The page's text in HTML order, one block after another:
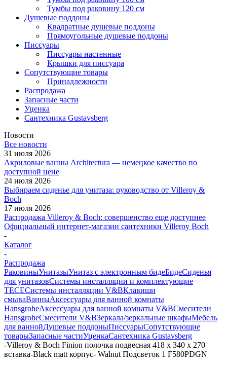
Тумбы под раковину 120 см
Душевые поддоны
Квадратные душевые поддоны
Прямоугольные душевые поддоны
Писсуары
Писсуары настенные
Крышки для писсуара
Сопутствующие товары
Принадлежности
Распродажа
Запасные части
Уценка
Сантехника Gustavsberg
Новости
Все новости
31 июля 2026
Акриловые ванны Architectura — немецкое качество по
доступной цене
24 июля 2026
Выбираем сиденье для унитаза: руководство от Villeroy &
Boch
17 июля 2026
Распродажа Villeroy & Boch: совершенство еще доступнее
Официальный интернет-магазин сантехники Villeroy Boch
-
Каталог
-
Распродажа
РаковиныУнитазыУнитаз с электронным бидеБидеСиденья
для унитазовСистемы инсталляции и комплектующие
TECEСистемы инсталляции V&BКлавиши
смываВанныАксессуары для ванной комнаты
HansgroheАксессуары для ванной комнаты V&BСмесители
HansgroheСмесители V&BЗеркала/зеркальные шкафыМебель
для ваннойДушевые поддоныПиссуарыСопутствующие
товарыЗапасные частиУценкаСантехника Gustavsberg
-Villeroy & Boch Finion полочка подвесная 418 x 340 x 270
вставка-Black matt корпус- Walnut Подсветок 1 F580PDGN